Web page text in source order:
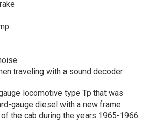
traveling with a sound decoder
locomotive type Tp that was
gauge diesel with a new frame
the cab during the years 1965-1966